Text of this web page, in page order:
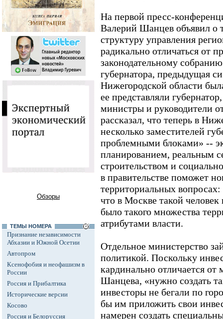
Обзоры
ТЕМЫ НОМЕРА
Признание независимости
Абхазии и Южной Осетии
Автопром
Ксенофобия и неофашизм в
России
Россия и Прибалтика
Исторические версии
Косово
Россия и Белоруссия
На первой пресс-
Валерий Шанцев объявил о
структуру управления
радикально отличаться от
законодательному
губернатора, предыдущая
Нижегородской области
ее представляли
министры и руководители
рассказал, что теперь в
несколько заместителей
проблемными блоками» --
планированием, реальным
строительством и
в правительстве поможет
территориальных
что в Москве такой человек
было такого множества
атрибутами власти.
Отдельное министерство
политикой. Поскольку
кардинально отличается от
Шанцева, «нужно создать
инвесторы не бегали по
бы им приложить свои
намерен создать